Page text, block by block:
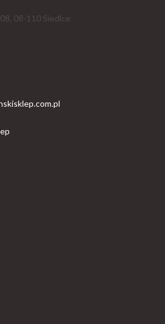
08-110 Siedlce